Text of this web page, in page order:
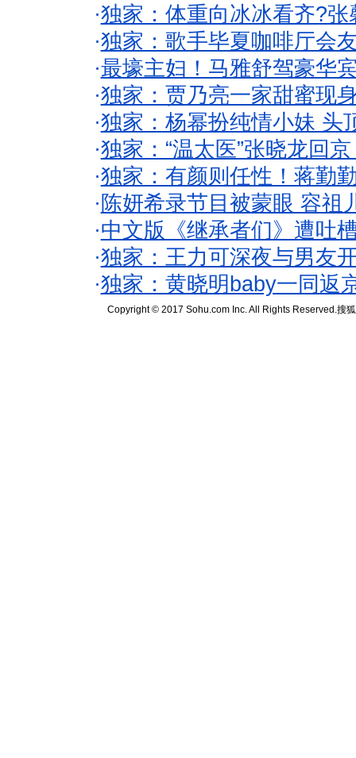
·独家：体重向冰冰看齐?
·独家：歌手毕夏咖啡厅会
·最壕主妇！马雅舒驾豪华
·独家：贾乃亮一家甜蜜现
·独家：杨幂扮纯情小妹 头
·独家：“温太医”张晓龙回
·独家：有颜则任性！蒋勤
· 陈妍希录节目被蒙眼 容祖
·中文版《继承者们》遭吐
·独家：王力可深夜与男友
·独家：黄晓明baby一同返
Copyright © 2017 Sohu.com Inc. All Rights Reserved.搜